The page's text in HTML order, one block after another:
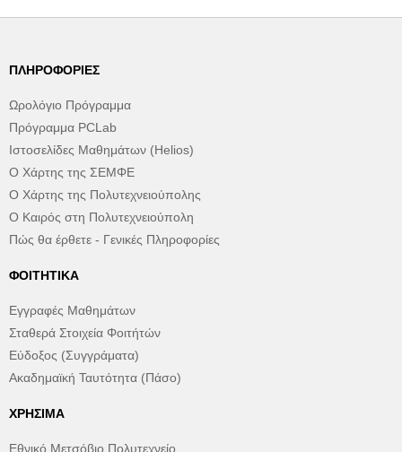
ΠΛΗΡΟΦΟΡΊΕΣ
Ωρολόγιο Πρόγραμμα
Πρόγραμμα PCLab
Ιστοσελίδες Μαθημάτων (Helios)
Ο Χάρτης της ΣΕΜΦΕ
Ο Χάρτης της Πολυτεχνειούπολης
Ο Καιρός στη Πολυτεχνειούπολη
Πώς θα έρθετε - Γενικές Πληροφορίες
ΦΟΙΤΗΤΙΚΆ
Εγγραφές Μαθημάτων
Σταθερά Στοιχεία Φοιτήτών
Εύδοξος (Συγγράματα)
Ακαδημαϊκή Ταυτότητα (Πάσο)
ΧΡΉΣΙΜΑ
Εθνικό Μετσόβιο Πολυτεχνείο